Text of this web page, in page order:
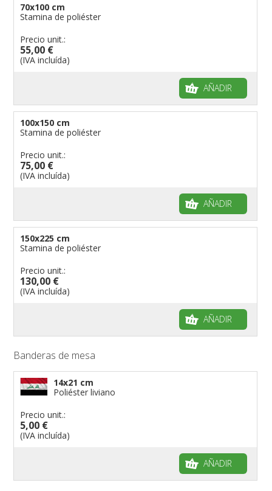
70x100 cm
Stamina de poliéster
Precio unit.:
55,00 €
(IVA incluída)
AÑADIR
100x150 cm
Stamina de poliéster
Precio unit.:
75,00 €
(IVA incluída)
AÑADIR
150x225 cm
Stamina de poliéster
Precio unit.:
130,00 €
(IVA incluída)
AÑADIR
Banderas de mesa
14x21 cm
Poliéster liviano
Precio unit.:
5,00 €
(IVA incluída)
AÑADIR